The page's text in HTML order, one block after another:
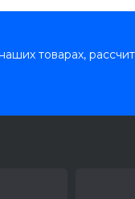
товарах,